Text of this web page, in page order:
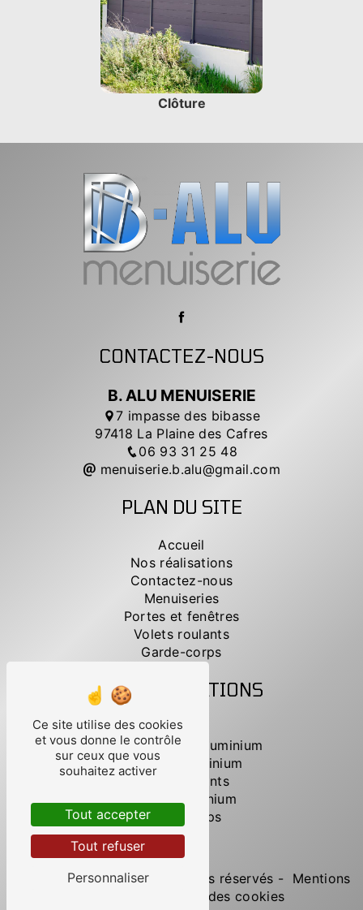
Clôture
CONTACTEZ-NOUS
B. ALU MENUISERIE
7 impasse des bibasse
97418 La Plaine des Cafres
06 93 31 25 48
menuiserie.b.alu@gmail.com
PLAN DU SITE
Accueil
Nos réalisations
Contactez-nous
Menuiseries
Portes et fenêtres
Volets roulants
Garde-corps
NOS PRESTATIONS
Portails
Menuiseries en aluminium
Fenêtres aluminium
Volets roulants
Portes aluminium
Garde-corps
Clôture
Vistalid- 2026 - Tous droits réservés - Mentions
Gestion des cookies
Ce site utilise des cookies
et vous donne le contrôle
sur ceux que vous
souhaitez activer
Tout accepter
Tout refuser
Personnaliser